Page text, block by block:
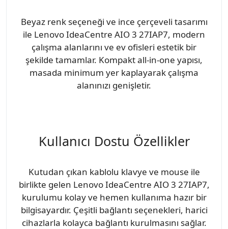
Beyaz renk seçeneği ve ince çerçeveli tasarımı
ile Lenovo IdeaCentre AIO 3 27IAP7, modern
çalışma alanlarını ve ev ofisleri estetik bir
şekilde tamamlar. Kompakt all-in-one yapısı,
masada minimum yer kaplayarak çalışma
alanınızı genişletir.
Kullanıcı Dostu Özellikler
Kutudan çıkan kablolu klavye ve mouse ile
birlikte gelen Lenovo IdeaCentre AIO 3 27IAP7,
kurulumu kolay ve hemen kullanıma hazır bir
bilgisayardır. Çeşitli bağlantı seçenekleri, harici
cihazlarla kolayca bağlantı kurulmasını sağlar.